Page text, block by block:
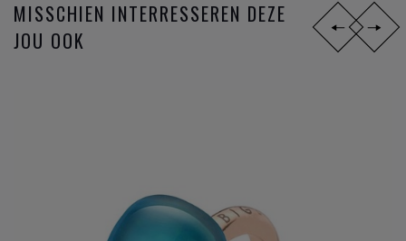
MISSCHIEN INTERRESSEREN DEZE
JOU OOK